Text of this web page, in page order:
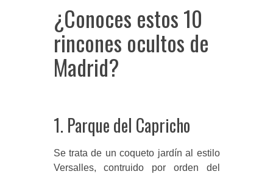
¿Conoces estos 10
rincones ocultos de
Madrid?
1. Parque del Capricho
Se trata de un coqueto jardín al estilo
Versalles, contruido por orden del